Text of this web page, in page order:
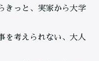
きっと、実家から大学
を考えられない、大人